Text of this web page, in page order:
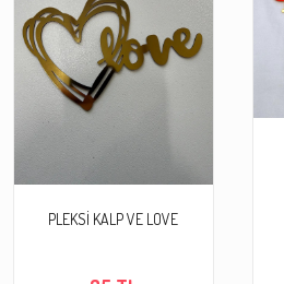
PLEKSİ KALP VE LOVE